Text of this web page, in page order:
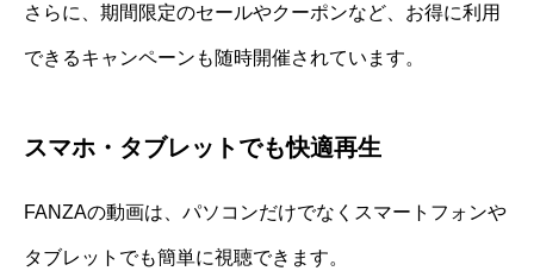
さらに、期間限定のセールやクーポンなど、お得に利用
できるキャンペーンも随時開催されています。
スマホ・タブレットでも快適再生
FANZAの動画は、パソコンだけでなくスマートフォンや
タブレットでも簡単に視聴できます。